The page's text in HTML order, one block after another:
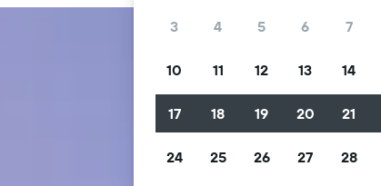
3 4 5 6 7
10 11 12 13 14
17 18 19 20 21
24 25 26 27 28